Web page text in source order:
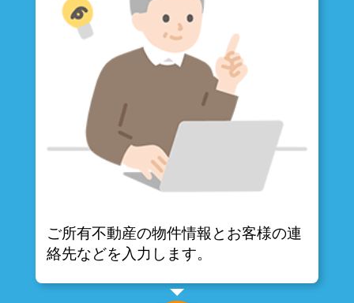
ご所有不動産の物件情報とお客様の連
絡先などを入力します。